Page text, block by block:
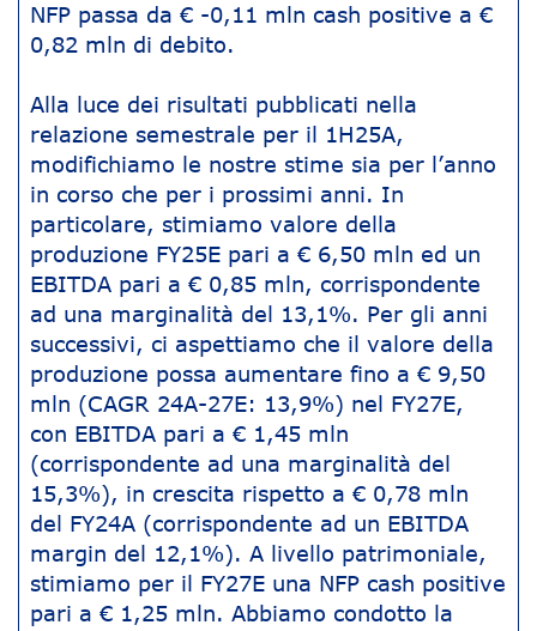
NFP passa da € -0,11 mln cash positive a €
0,82 mln di debito.
Alla luce dei risultati pubblicati nella
relazione semestrale per il 1H25A,
modifichiamo le nostre stime sia per l’anno
in corso che per i prossimi anni. In
particolare, stimiamo valore della
produzione FY25E pari a € 6,50 mln ed un
EBITDA pari a € 0,85 mln, corrispondente
ad una marginalità del 13,1%. Per gli anni
successivi, ci aspettiamo che il valore della
produzione possa aumentare fino a € 9,50
mln (CAGR 24A-27E: 13,9%) nel FY27E,
con EBITDA pari a € 1,45 mln
(corrispondente ad una marginalità del
15,3%), in crescita rispetto a € 0,78 mln
del FY24A (corrispondente ad un EBITDA
margin del 12,1%). A livello patrimoniale,
stimiamo per il FY27E una NFP cash positive
pari a € 1,25 mln. Abbiamo condotto la